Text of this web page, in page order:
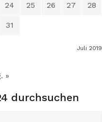
Juli 2019
24 25 26 27 28
31
»
durchsuchen